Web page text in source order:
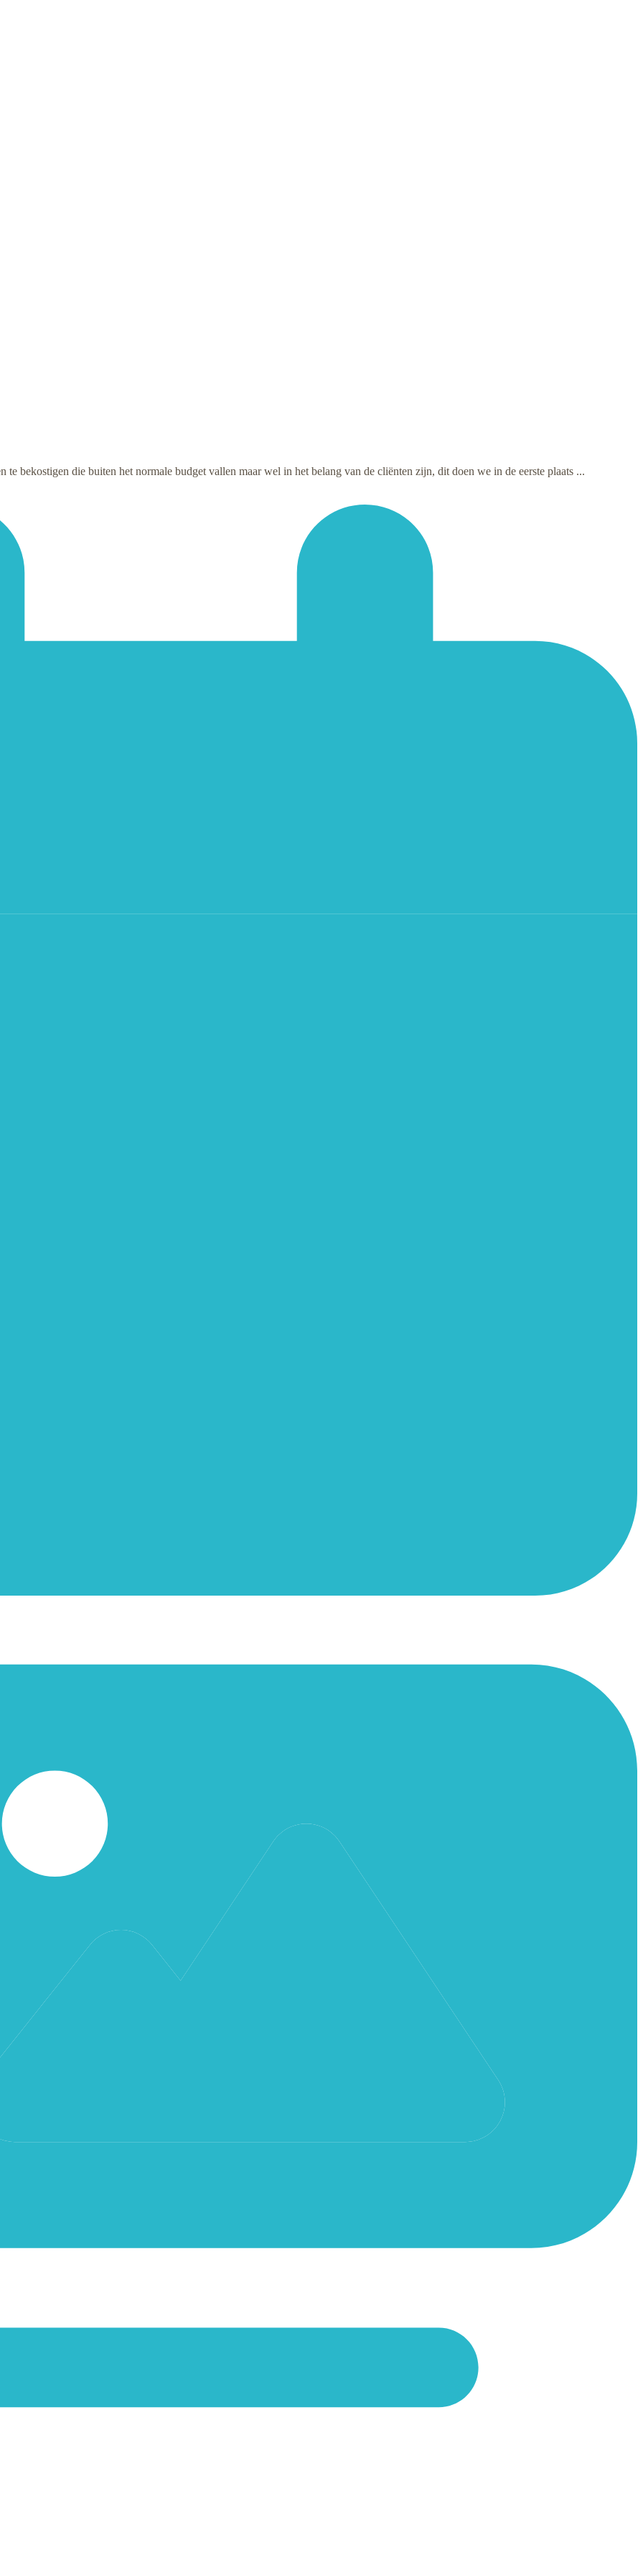
bekostigen die buiten het normale budget vallen maar wel in het belang van de cliënten zijn, dit doen we in de eerste plaats ...